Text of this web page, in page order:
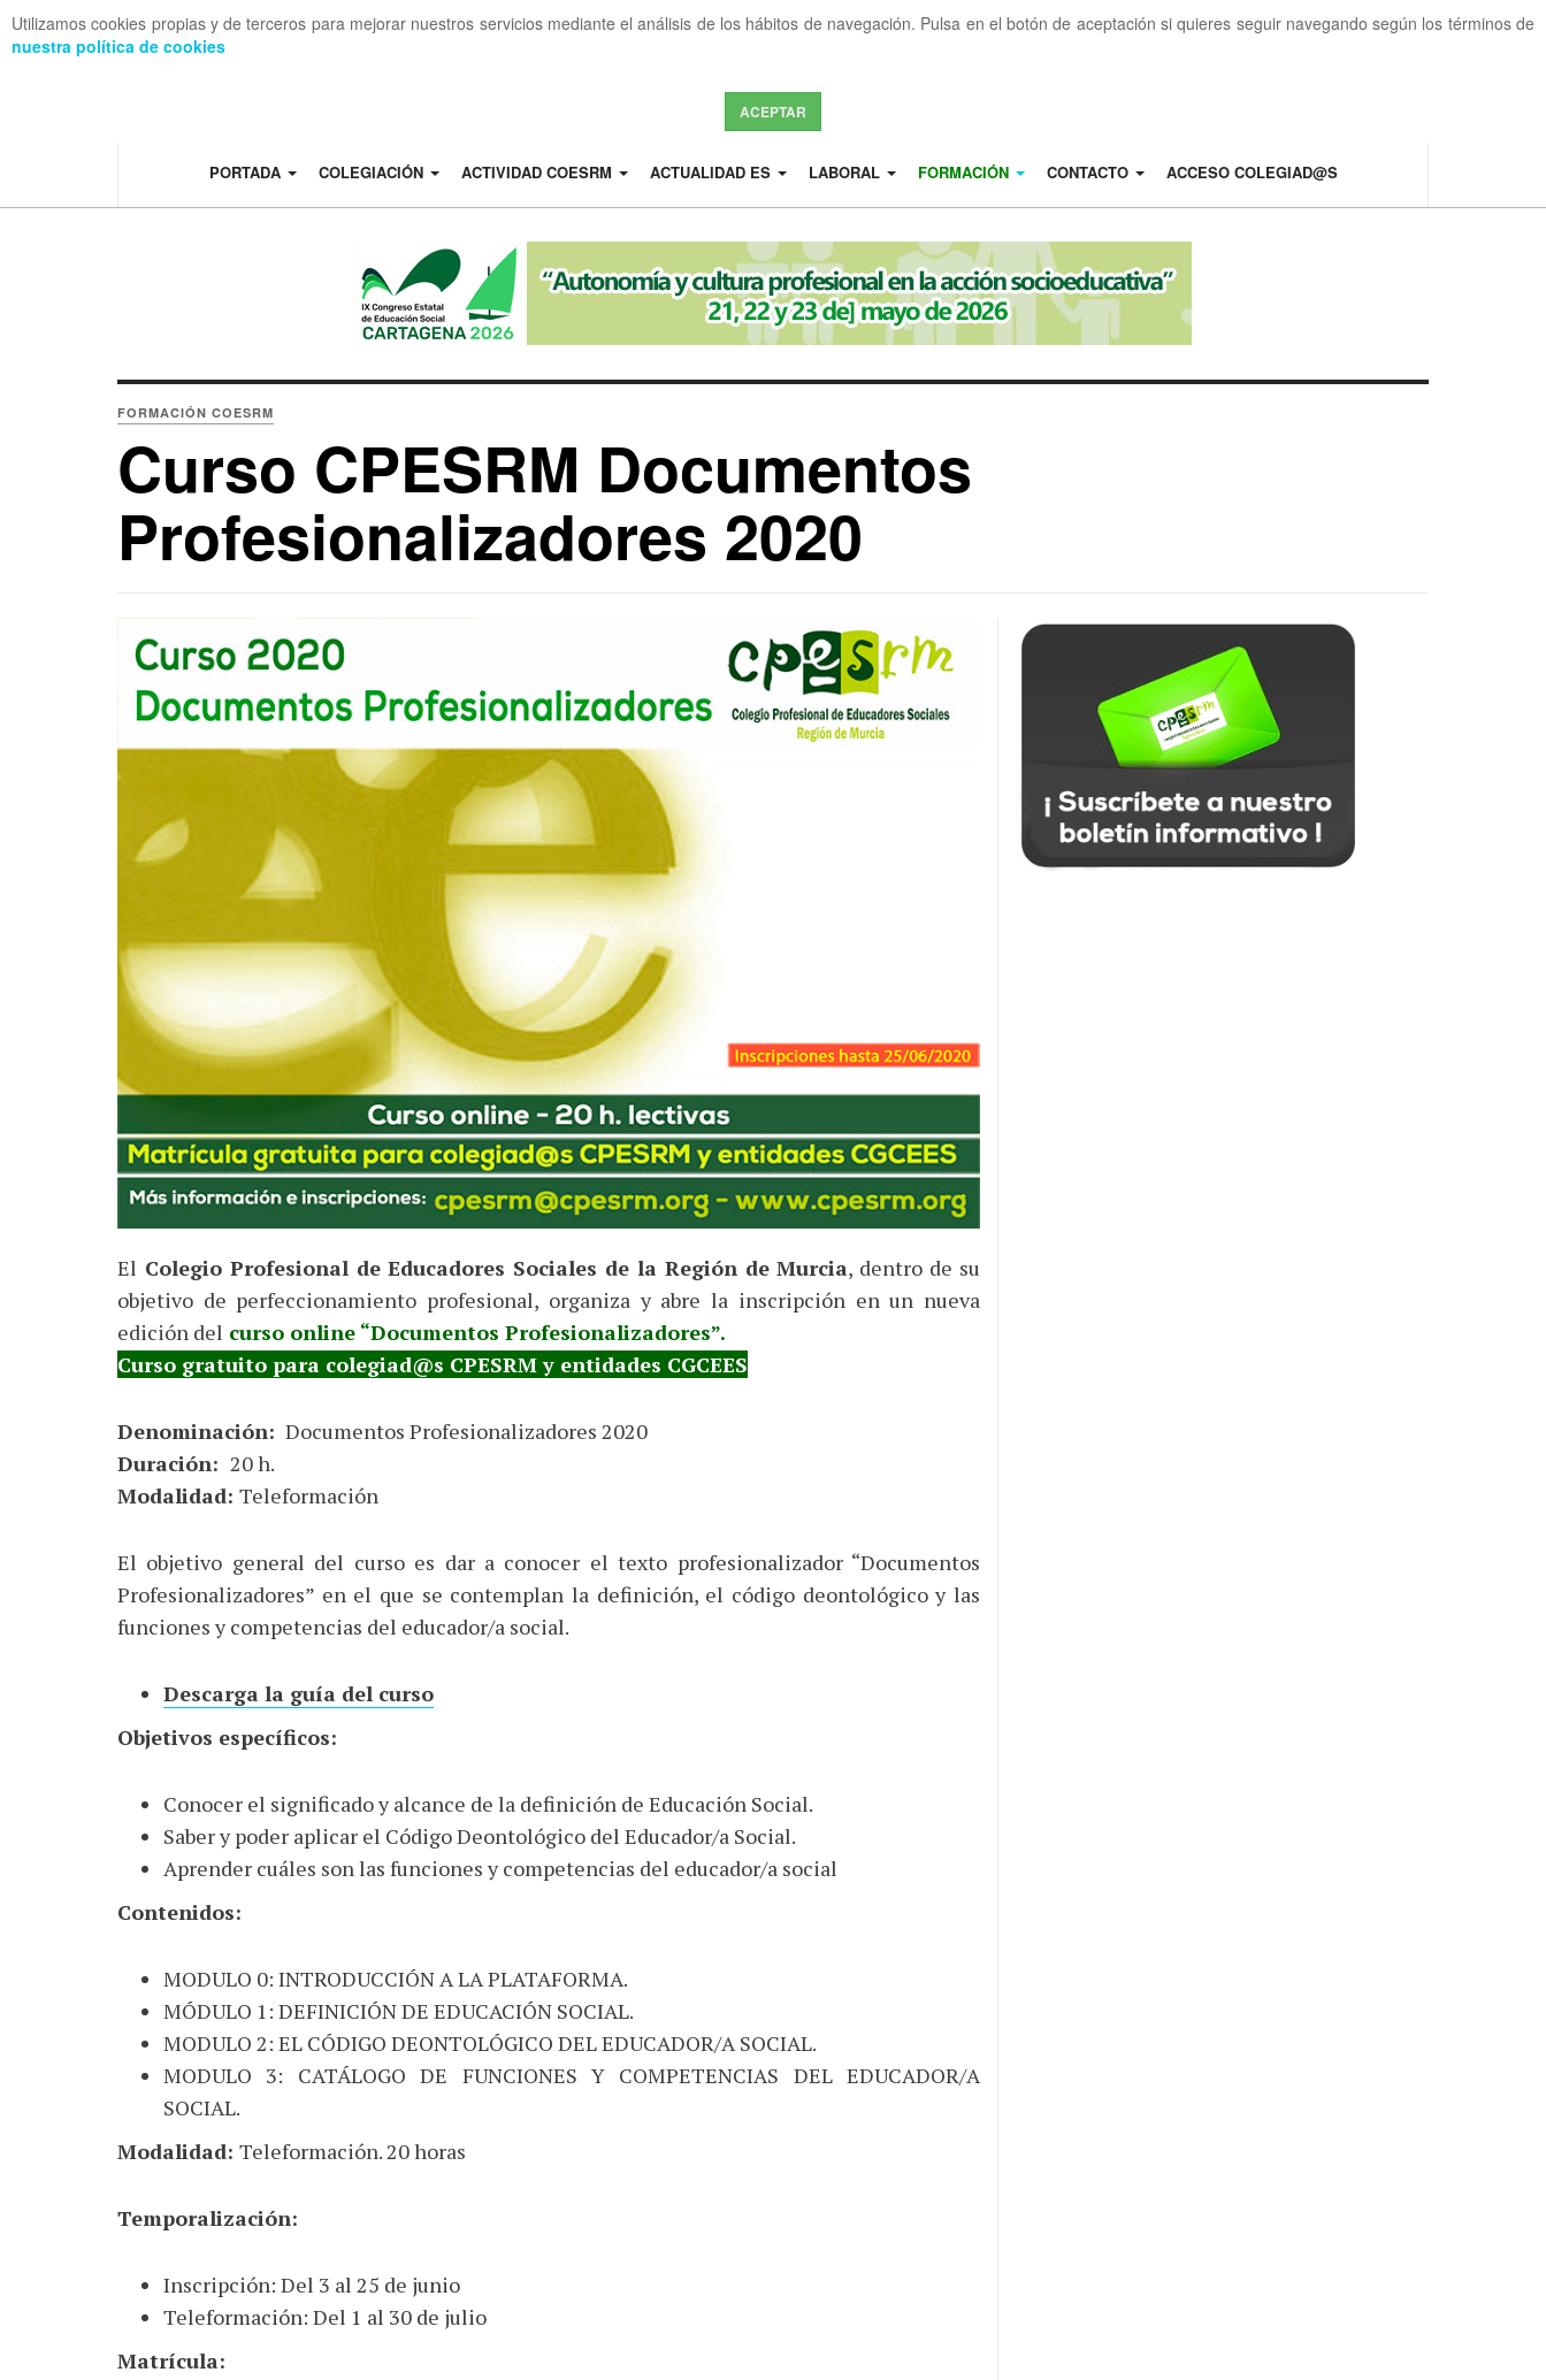
Utilizamos cookies propias y de terceros para mejorar nuestros servicios mediante el análisis de los hábitos de navegación. Pulsa en el botón de aceptación si quieres seguir navegando según los términos de
nuestra política de cookies
ACEPTAR
PORTADA COLEGIACIÓN ACTIVIDAD COESRM ACTUALIDAD ES LABORAL FORMACIÓN CONTACTO ACCESO COLEGIAD@S
FORMACIÓN COESRM
Curso CPESRM Documentos
Profesionalizadores 2020
El Colegio Profesional de Educadores Sociales de la Región de Murcia, dentro de su
objetivo de perfeccionamiento profesional, organiza y abre la inscripción en un nueva
edición del curso online “Documentos Profesionalizadores”.
Curso gratuito para colegiad@s CPESRM y entidades CGCEES
Denominación: Documentos Profesionalizadores 2020
Duración: 20 h.
Modalidad: Teleformación
El objetivo general del curso es dar a conocer el texto profesionalizador “Documentos
Profesionalizadores” en el que se contemplan la definición, el código deontológico y las
funciones y competencias del educador/a social.
Descarga la guía del curso
Objetivos específicos:
Conocer el significado y alcance de la definición de Educación Social.
Saber y poder aplicar el Código Deontológico del Educador/a Social.
Aprender cuáles son las funciones y competencias del educador/a social
Contenidos:
MODULO 0: INTRODUCCIÓN A LA PLATAFORMA.
MÓDULO 1: DEFINICIÓN DE EDUCACIÓN SOCIAL.
MODULO 2: EL CÓDIGO DEONTOLÓGICO DEL EDUCADOR/A SOCIAL.
MODULO 3: CATÁLOGO DE FUNCIONES Y COMPETENCIAS DEL EDUCADOR/A
SOCIAL.
Modalidad: Teleformación. 20 horas
Temporalización:
Inscripción: Del 3 al 25 de junio
Teleformación: Del 1 al 30 de julio
Matrícula: